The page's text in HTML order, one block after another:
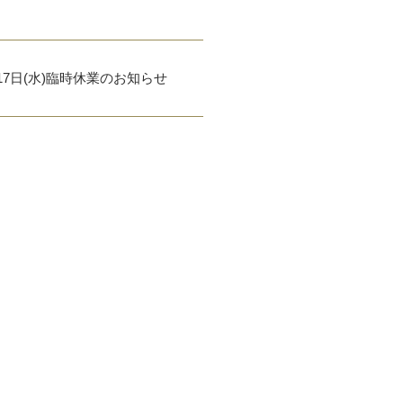
日(水)臨時休業のお知らせ